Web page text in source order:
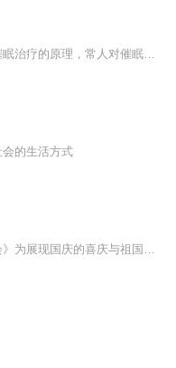
的生活方式